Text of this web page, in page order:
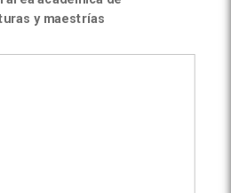
y maestrías